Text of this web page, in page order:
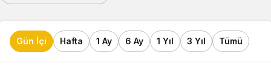
Gün İçi Hafta 1 Ay 6 Ay 1 Yıl 3 Yıl Tümü